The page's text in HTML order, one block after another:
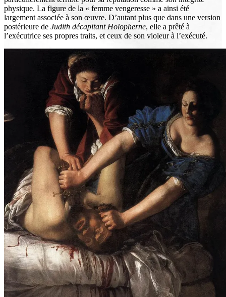
physique. La figure de la « femme vengeresse » a ainsi été
largement associée à son œuvre. D’autant plus que dans une version
postérieure de Judith décapitant Holopherne, elle a prêté à
l’exécutrice ses propres traits, et ceux de son violeur à l’exécuté.